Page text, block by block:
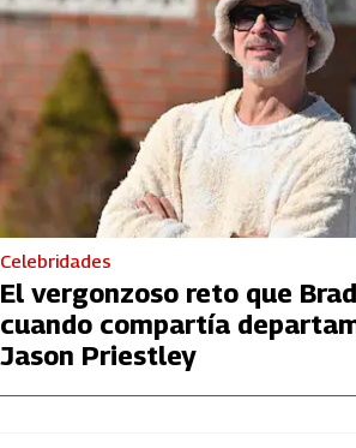
Celebridades
El vergonzoso reto que
cuando compartía
Jason Priestley